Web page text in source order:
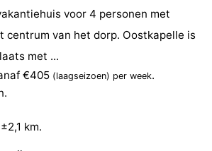
voor 4 personen met
centrum van het dorp. Oostkapelle is
met ...
€405 (laagseizoen) per week.
km.